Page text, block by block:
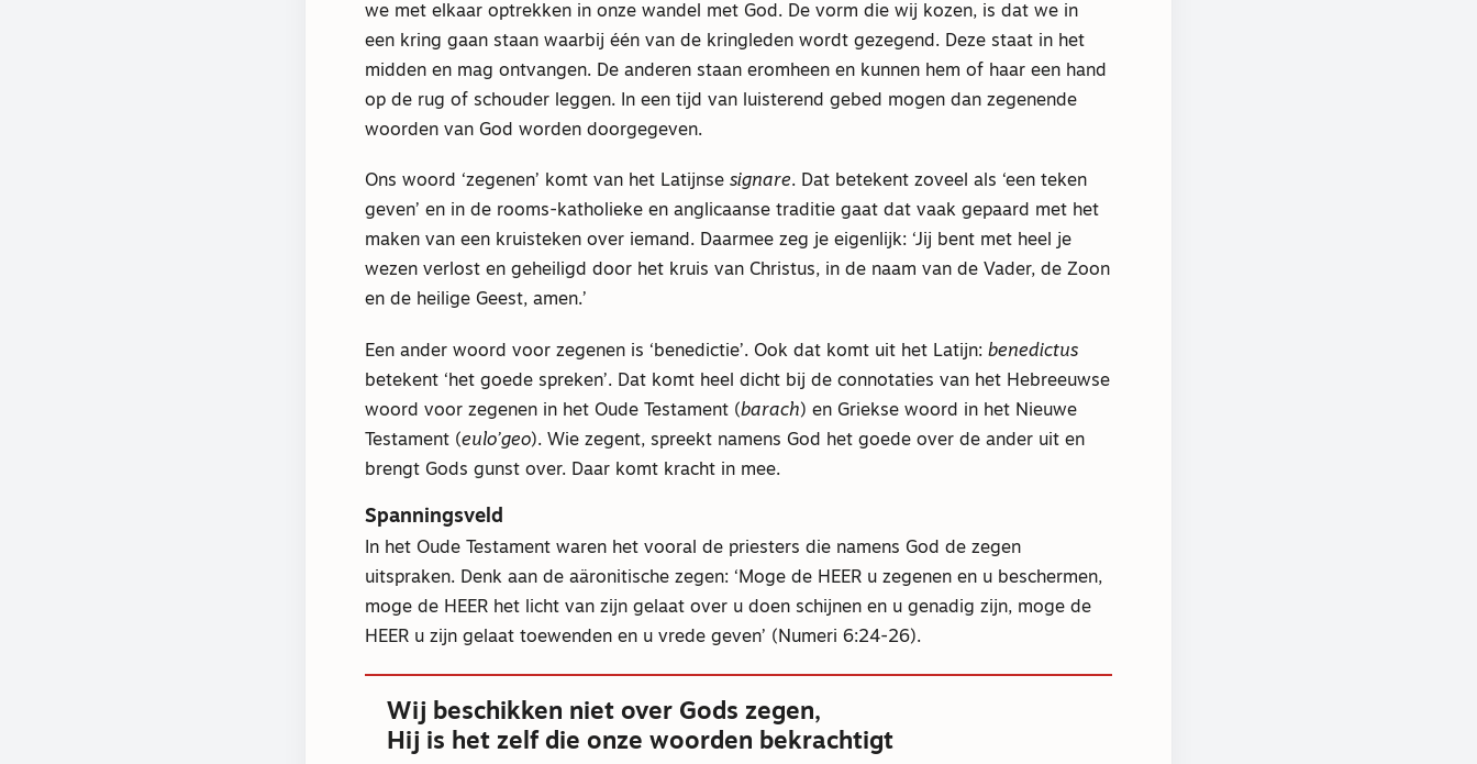
we met elkaar optrekken in onze wandel met God. De vorm die wij kozen, is dat we in
een kring gaan staan waarbij één van de kringleden wordt gezegend. Deze staat in het
midden en mag ontvangen. De anderen staan eromheen en kunnen hem of haar een hand
op de rug of schouder leggen. In een tijd van luisterend gebed mogen dan zegenende
woorden van God worden doorgegeven.
Ons woord ‘zegenen’ komt van het Latijnse signare. Dat betekent zoveel als ‘een teken
geven’ en in de rooms-katholieke en anglicaanse traditie gaat dat vaak gepaard met het
maken van een kruisteken over iemand. Daarmee zeg je eigenlijk: ‘Jij bent met heel je
wezen verlost en geheiligd door het kruis van Christus, in de naam van de Vader, de Zoon
en de heilige Geest, amen.’
Een ander woord voor zegenen is ‘benedictie’. Ook dat komt uit het Latijn: benedictus
betekent ‘het goede spreken’. Dat komt heel dicht bij de connotaties van het Hebreeuwse
woord voor zegenen in het Oude Testament (barach) en Griekse woord in het Nieuwe
Testament (eulo’geo). Wie zegent, spreekt namens God het goede over de ander uit en
brengt Gods gunst over. Daar komt kracht in mee.
Spanningsveld
In het Oude Testament waren het vooral de priesters die namens God de zegen
uitspraken. Denk aan de aäronitische zegen: ‘Moge de HEER u zegenen en u beschermen,
moge de HEER het licht van zijn gelaat over u doen schijnen en u genadig zijn, moge de
HEER u zijn gelaat toewenden en u vrede geven’ (Numeri 6:24-26).
Wij beschikken niet over Gods zegen,
Hij is het zelf die onze woorden bekrachtigt